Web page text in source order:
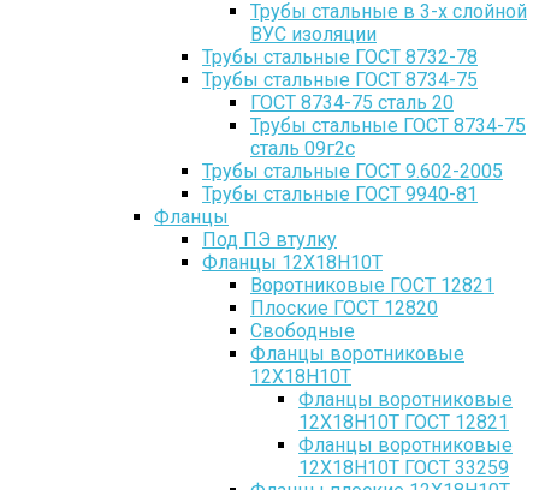
Трубы стальные в 3-х слойной
ВУС изоляции
Трубы стальные ГОСТ 8732-78
Трубы стальные ГОСТ 8734-75
ГОСТ 8734-75 сталь 20
Трубы стальные ГОСТ 8734-75
сталь 09г2с
Трубы стальные ГОСТ 9.602-2005
Трубы стальные ГОСТ 9940-81
Фланцы
Под ПЭ втулку
Фланцы 12Х18Н10Т
Воротниковые ГОСТ 12821
Плоские ГОСТ 12820
Свободные
Фланцы воротниковые
12Х18Н10Т
Фланцы воротниковые
12Х18Н10Т ГОСТ 12821
Фланцы воротниковые
12Х18Н10Т ГОСТ 33259